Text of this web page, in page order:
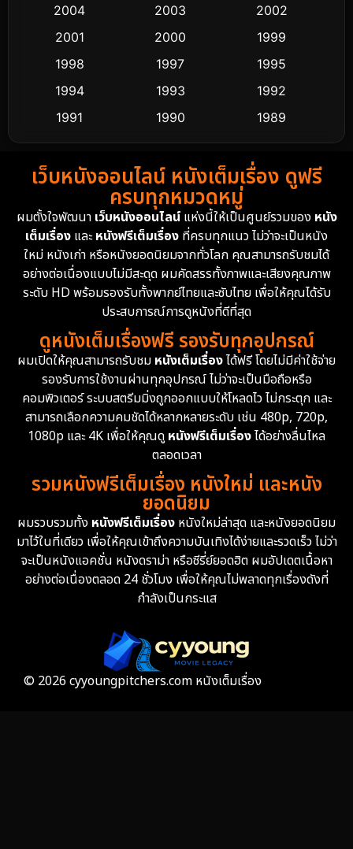
Cult Film
Dance เต้น
Detective สืบสวน
Detective สืบสวน
Disney+ 4
Documentary สารคดี 94
Drama ดราม่า
Dystopian 16
Emotional 61
Epic มหากาพย์ 219
Family ครอบครัว 366
Fantasy จินตนาการ 332
Fiction 9
2004
2003
2002
2001
2000
1999
1998
1997
1995
1994
1993
1992
1991
1990
1989
1988
1986
1985
1983
1982
1981
1974
1962
เว็บหนังออนไลน์ หนังเต็มเรื่อง ดูฟรี
ครบทุกหมวดหมู่
ผมตั้งใจพัฒนา เว็บหนังออนไลน์แห่งนี้ให้เป็นศูนย์รวมของ หนัง
เต็มเรื่อง และหนังฟรีเต็มเรื่อง ที่ครบทุกแนว ไม่ว่าจะเป็นหนัง
ใหม่ หนังเก่า หรือหนังยอดนิยมจากทั่วโลก คุณสามารถรับชมได้
อย่างต่อเนื่องแบบไม่มีสะดุด ผมคัดสรรทั้งภาพและเสียงคุณภาพ
ระดับ HD พร้อมรองรับทั้งพากย์ไทยและซับไทย เพื่อให้คุณได้รับ
ประสบการณ์การดูหนังที่ดีที่สุด
ดูหนังเต็มเรื่องฟรี รองรับทุกอุปกรณ์
ผมเปิดให้คุณสามารถรับชม หนังเต็มเรื่องได้ฟรี โดยไม่มีค่าใช้จ่าย
รองรับการใช้งานผ่านทุกอุปกรณ์ ไม่ว่าจะเป็นมือถือหรือ
คอมพิวเตอร์ ระบบสตรีมมิ่งถูกออกแบบให้โหลดไว ไม่กระตุก และ
สามารถเลือกความคมชัดได้หลากหลายระดับ เช่น 480p, 720p,
1080p และ 4K เพื่อให้คุณดูหนังฟรีเต็มเรื่องได้อย่างลื่นไหล
ตลอดเวลา
รวมหนังฟรีเต็มเรื่อง หนังใหม่ และหนัง
ยอดนิยม
ผมรวบรวมทั้ง หนังฟรีเต็มเรื่อง หนังใหม่ล่าสุด และหนังยอดนิยม
มาไว้ในที่เดียว เพื่อให้คุณเข้าถึงความบันเทิงได้ง่ายและรวดเร็ว ไม่ว่า
จะเป็นหนังแอคชั่น หนังดราม่า หรือซีรี่ย์ยอดฮิต ผมอัปเดตเนื้อหา
อย่างต่อเนื่องตลอด 24 ชั่วโมง เพื่อให้คุณไม่พลาดทุกเรื่องดังที่
กำลังเป็นกระแส
© 2026 cyyoungpitchers.com หนังเต็มเรื่อง